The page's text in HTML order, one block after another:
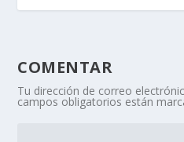
COMENTAR
Tu dirección de correo
campos obligatorios están